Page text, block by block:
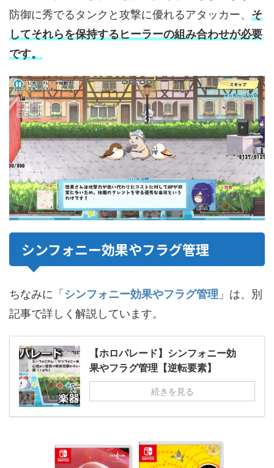
防御に秀でるタンクと攻撃に優れるアタッカー、 そ
してそれらを保持するヒーラーの組み合わせが必要
です。
シンフォニー効果やフラグ管理
ちなみに「シンフォニー効果やフラグ管理 」は、別
記事で詳しく解説しています。
【ホロパレード】シンフォニー効
果やフラグ管理【逆転要素】
続きを見る